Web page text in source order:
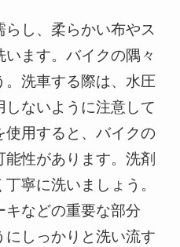
らし、柔らかい布やス
ます。バイクの隅々
。洗車する際は、水圧
ないように注意して
使用すると、バイクの
性があります。洗剤
寧に洗いましょう。
などの重要な部分
にしっかりと洗い流す